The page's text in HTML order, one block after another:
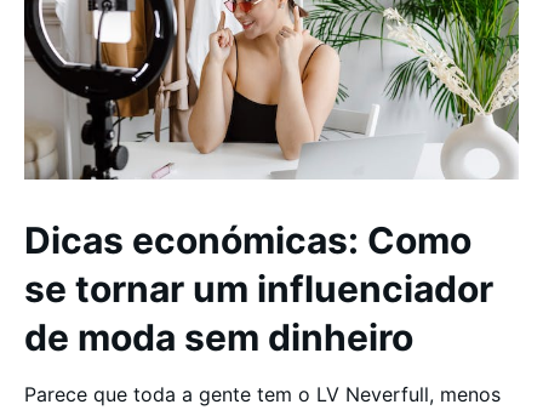
Dicas económicas: Como
se tornar um influenciador
de moda sem dinheiro
Parece que toda a gente tem o LV Neverfull, menos